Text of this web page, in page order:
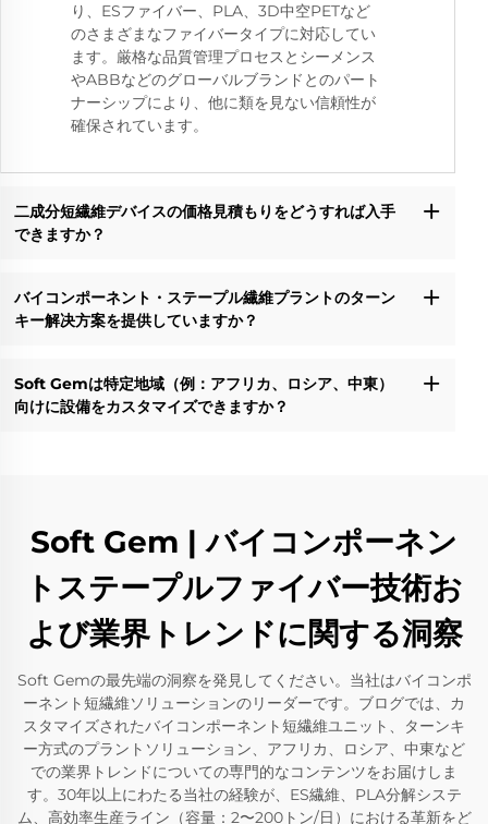
り、ESファイバー、PLA、3D中空PETなど
のさまざまなファイバータイプに対応してい
ます。厳格な品質管理プロセスとシーメンス
やABBなどのグローバルブランドとのパート
ナーシップにより、他に類を見ない信頼性が
確保されています。
二成分短繊維デバイスの価格見積もりをどうすれば入手
できますか？
バイコンポーネント・ステープル繊維プラントのターン
キー解决方案を提供していますか？
Soft Gemは特定地域（例：アフリカ、ロシア、中東）
向けに設備をカスタマイズできますか？
Soft Gem | バイコンポーネン
トステープルファイバー技術お
よび業界トレンドに関する洞察
Soft Gemの最先端の洞察を発見してください。当社はバイコンポ
ーネント短繊維ソリューションのリーダーです。ブログでは、カ
スタマイズされたバイコンポーネント短繊維ユニット、ターンキ
ー方式のプラントソリューション、アフリカ、ロシア、中東など
での業界トレンドについての専門的なコンテンツをお届けしま
す。30年以上にわたる当社の経験が、ES繊維、PLA分解システ
ム、高効率生産ライン（容量：2〜200トン/日）における革新をど